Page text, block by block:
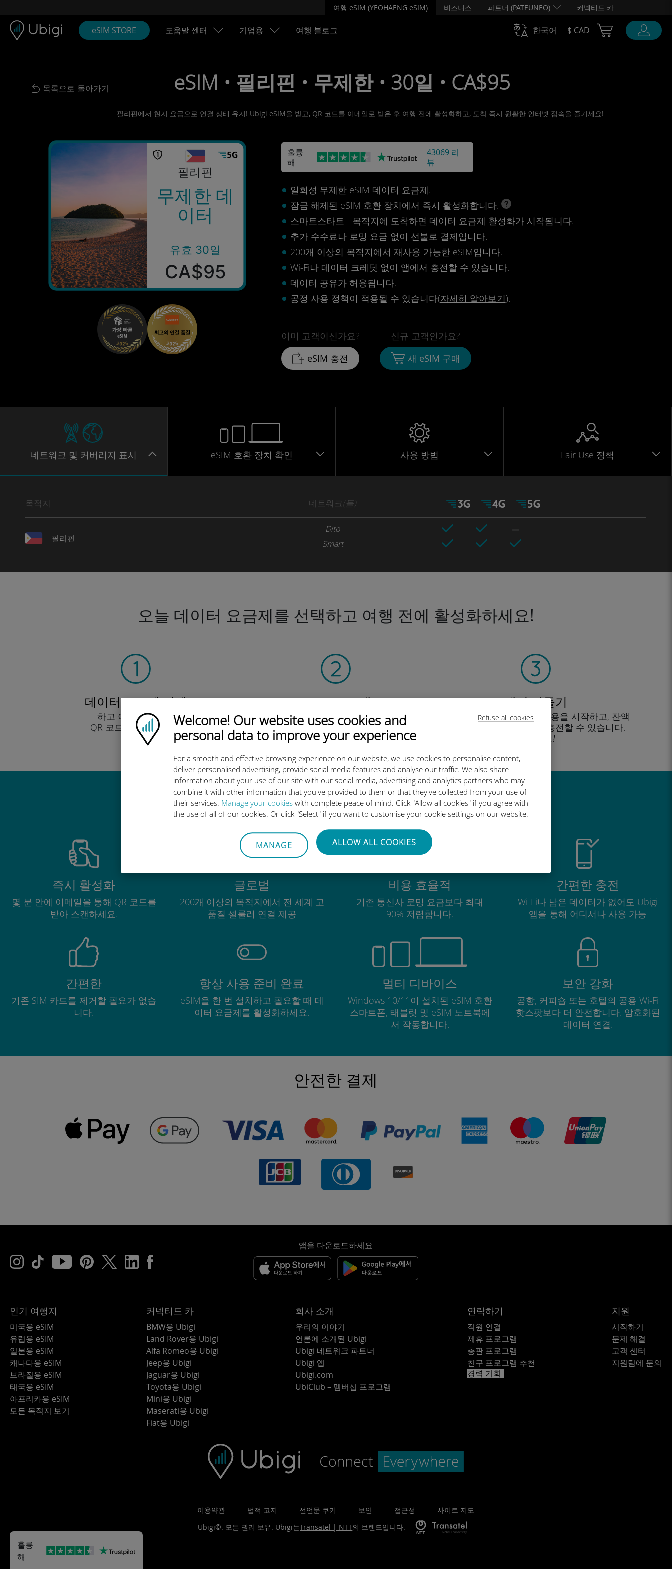
Refuse all cookies
Ubigi logo
Welcome! Our website uses cookies and
personal data to improve your experience
For a smooth and effective browsing experience on our website, we use cookies to personalise content,
deliver personalised advertising, provide social media features and analyse our traffic. We also share
information about your use of our site with our social media, advertising and analytics partners who may
combine it with other information that you've provided to them or that they've collected from your use of
their services. Manage your cookies with complete peace of mind. Click "Allow all cookies" if you agree with
the use of all of our cookies. Or click "Select" if you want to customise your cookie settings on our website.
MANAGE ALLOW ALL COOKIES
여행 eSIM (YEOHAENG eSIM) 비즈니스 파트너 (PATEUNEO) 커넥티드 카
eSIM STORE 도움말 센터 기업용 여행 블로그 한국어 $ CAD Cart Ubigi
Back to list
목록으로 돌아가기 eSIM • 필리핀 • 무제한 • 30일 • CA$95
필리핀에서 현지 요금으로 연결 상태 유지! Ubigi eSIM을 받고, QR 코드를 이메일로 받은 후 여행 전에 활성화하고, 도착 즉시 원활한 인터넷 접속을 즐기세요!
필리핀
무제한 데
이터
유효 30일
CA$95
훌륭
해
43069 리
뷰
일회성 무제한 eSIM 데이터 요금제.
잠금 해제된 eSIM 호환 장치에서 즉시 활성화합니다.
스마트스타트 - 목적지에 도착하면 데이터 요금제 활성화가 시작됩니다.
추가 수수료나 로밍 요금 없이 선불로 결제입니다.
200개 이상의 목적지에서 재사용 가능한 eSIM입니다.
Wi-Fi나 데이터 크레딧 없이 앱에서 충전할 수 있습니다.
데이터 공유가 허용됩니다.
공정 사용 정책이 적용될 수 있습니다(자세히 알아보기).
이미 고객이신가요?
eSIM 충전
신규 고객인가요?
새 eSIM 구매
네트워크 및 커버리지 표시 eSIM 호환 장치 확인 사용 방법 Fair Use 정책
목적지 네트워크(들)
필리핀
Dito
Smart
오늘 데이터 요금제를 선택하고 여행 전에 활성화하세요!
데이터 요금제 선택
하고 이메일을 통해
QR 코드로 받아보세요.
빨리!
QR 코드 스캔
을 클릭해 데이터 요금제를 활성화하고
유비기 eSIM을 설치하세요.간단합니다!
계정 만들기
을 클릭해 데이터 요금제 사용을 시작하고, 잔액
을 확인하고 이동 중에도 충전할 수 있습니다.
즐기세요!
유비기 국제 eSIM이 우수한 이유
즉시 활성화
몇 분 안에 이메일을 통해 QR 코드를
받아 스캔하세요.
글로벌
200개 이상의 목적지에서 전 세계 고
품질 셀룰러 연결 제공
비용 효율적
기존 통신사 로밍 요금보다 최대
90% 저렴합니다.
간편한 충전
Wi-Fi나 남은 데이터가 없어도 Ubigi
앱을 통해 어디서나 사용 가능
간편한
기존 SIM 카드를 제거할 필요가 없습
니다.
항상 사용 준비 완료
eSIM을 한 번 설치하고 필요할 때 데
이터 요금제를 활성화하세요.
멀티 디바이스
Windows 10/11이 설치된 eSIM 호환
스마트폰, 태블릿 및 eSIM 노트북에
서 작동합니다.
보안 강화
공항, 커피숍 또는 호텔의 공용 Wi-Fi
핫스팟보다 더 안전합니다. 암호화된
데이터 연결.
안전한 결제
앱을 다운로드하세요
인기 여행지
미국용 eSIM
유럽용 eSIM
일본용 eSIM
캐나다용 eSIM
브라질용 eSIM
태국용 eSIM
아프리카용 eSIM
모든 목적지 보기
커넥티드 카
BMW용 Ubigi
Land Rover용 Ubigi
Alfa Romeo용 Ubigi
Jeep용 Ubigi
Jaguar용 Ubigi
Toyota용 Ubigi
Mini용 Ubigi
Maserati용 Ubigi
Fiat용 Ubigi
회사 소개
우리의 이야기
언론에 소개된 Ubigi
Ubigi 네트워크 파트너
Ubigi 앱
Ubigi.com
UbiClub – 멤버십 프로그램
연락하기
직원 연결
제휴 프로그램
총판 프로그램
친구 프로그램 추천
경력 기회
지원
시작하기
문제 해결
고객 센터
지원팀에 문의
이용약관 법적 고지 선언문 쿠키 보안 접근성
사이트 지도
Ubigi©. 모든 권리 보유. Ubigi는Transatel | NTT의 브랜드입니다.
훌륭
해